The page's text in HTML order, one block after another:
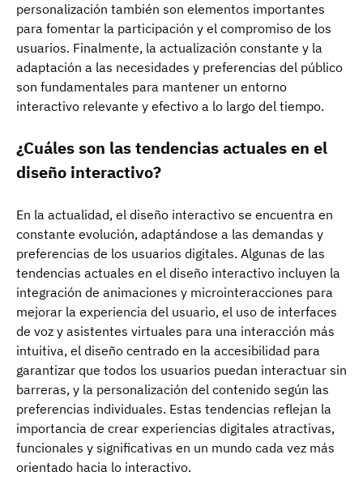
personalización también son elementos importantes
para fomentar la participación y el compromiso de los
usuarios. Finalmente, la actualización constante y la
adaptación a las necesidades y preferencias del público
son fundamentales para mantener un entorno
interactivo relevante y efectivo a lo largo del tiempo.
¿Cuáles son las tendencias actuales en el
diseño interactivo?
En la actualidad, el diseño interactivo se encuentra en
constante evolución, adaptándose a las demandas y
preferencias de los usuarios digitales. Algunas de las
tendencias actuales en el diseño interactivo incluyen la
integración de animaciones y microinteracciones para
mejorar la experiencia del usuario, el uso de interfaces
de voz y asistentes virtuales para una interacción más
intuitiva, el diseño centrado en la accesibilidad para
garantizar que todos los usuarios puedan interactuar sin
barreras, y la personalización del contenido según las
preferencias individuales. Estas tendencias reflejan la
importancia de crear experiencias digitales atractivas,
funcionales y significativas en un mundo cada vez más
orientado hacia lo interactivo.